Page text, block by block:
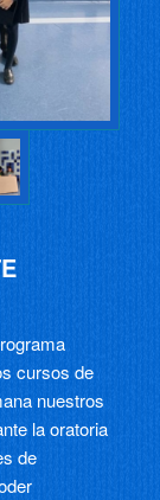
cursos de
nuestros
la oratoria
de